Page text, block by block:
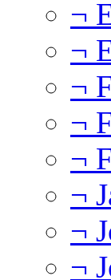
¬
¬
¬
¬
¬
¬
¬
¬